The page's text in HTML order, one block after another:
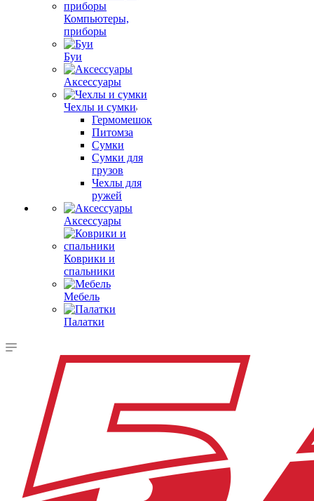
Компьютеры,
приборы
Буи
Аксессуары
Чехлы и сумки
Гермомешок
Питомза
Сумки
Сумки для
грузов
Чехлы для
ружей
Аксессуары
Коврики и
спальники
Мебель
Палатки